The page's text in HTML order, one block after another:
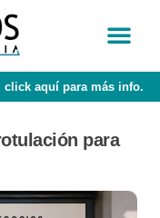
click aquí para más info.
para